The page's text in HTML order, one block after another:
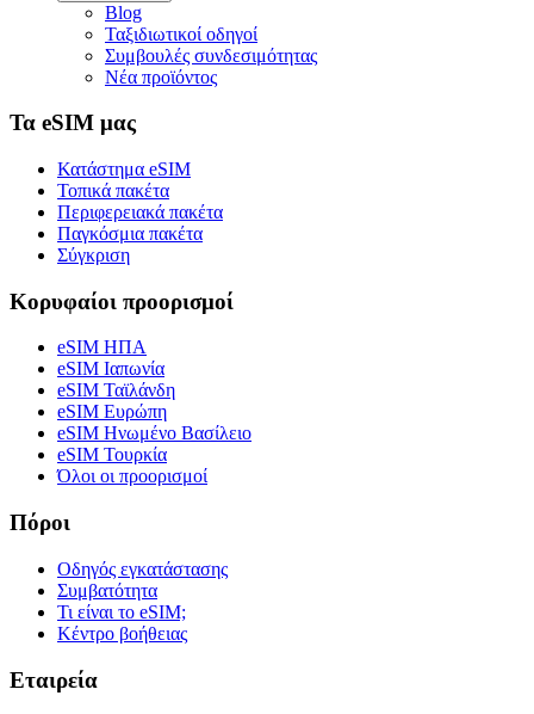
Blog
Ταξιδιωτικοί οδηγοί
Συμβουλές συνδεσιμότητας
Νέα προϊόντος
Τα eSIM μας
Κατάστημα eSIM
Τοπικά πακέτα
Περιφερειακά πακέτα
Παγκόσμια πακέτα
Σύγκριση
Κορυφαίοι προορισμοί
eSIM ΗΠΑ
eSIM Ιαπωνία
eSIM Ταϊλάνδη
eSIM Ευρώπη
eSIM Ηνωμένο Βασίλειο
eSIM Τουρκία
Όλοι οι προορισμοί
Πόροι
Οδηγός εγκατάστασης
Συμβατότητα
Τι είναι το eSIM;
Κέντρο βοήθειας
Εταιρεία